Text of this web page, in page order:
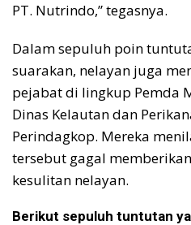
PT. Nutrindo,” tegasnya.
Dalam sepuluh poin
suarakan, nelayan juga
pejabat di lingkup Pemda
Dinas Kelautan dan
Perindagkop. Mereka
tersebut gagal
kesulitan nelayan.
Berikut sepuluh tuntutan